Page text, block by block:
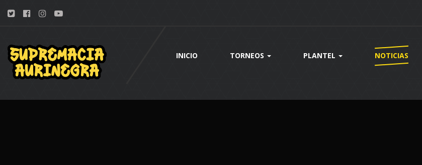
INICIO TORNEOS PLANTEL NOTICIAS